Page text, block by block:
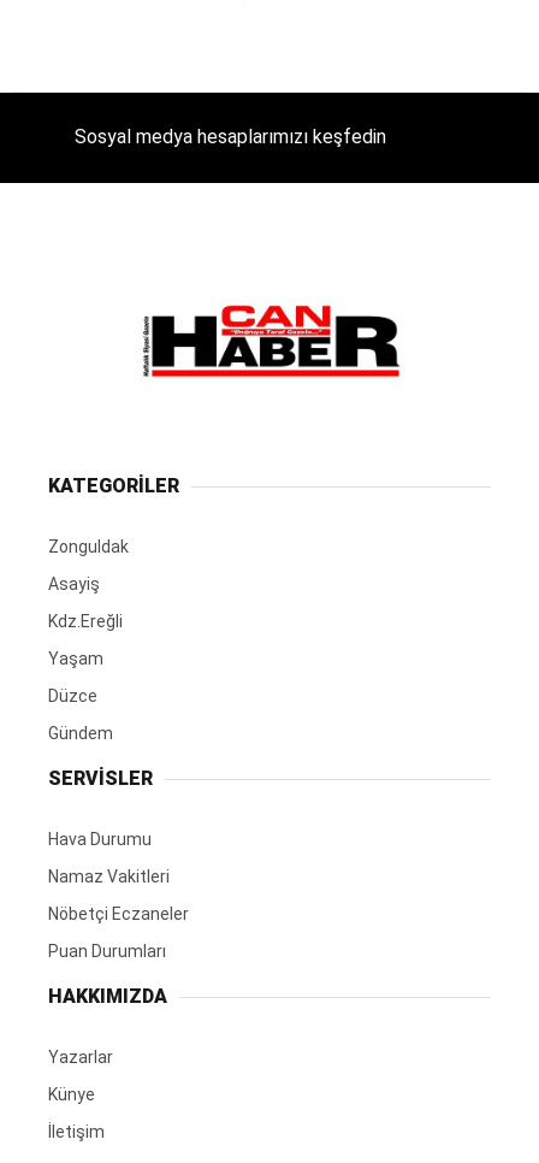
Sosyal medya hesaplarımızı keşfedin
KATEGORİLER
Zonguldak
Asayiş
Kdz.Ereğli
Yaşam
Düzce
Gündem
SERVİSLER
Hava Durumu
Namaz Vakitleri
Nöbetçi Eczaneler
Puan Durumları
HAKKIMIZDA
Yazarlar
Künye
İletişim